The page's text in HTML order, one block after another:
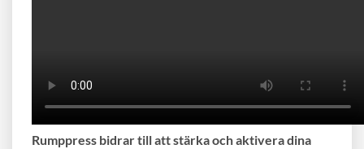
Rumppress bidrar till att stärka och aktivera dina